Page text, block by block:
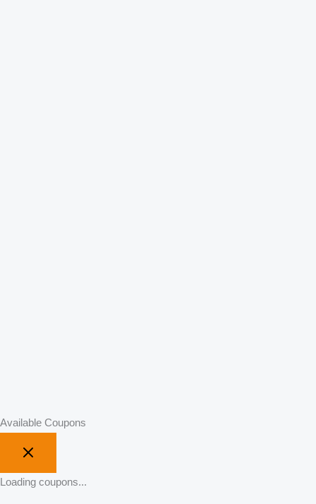
Available Coupons
Loading coupons...